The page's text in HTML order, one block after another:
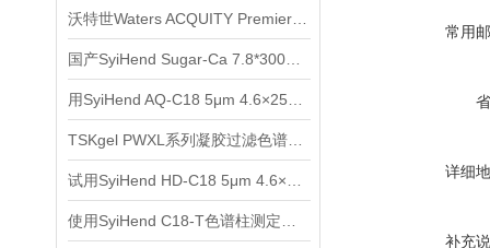
常用
详细
补充